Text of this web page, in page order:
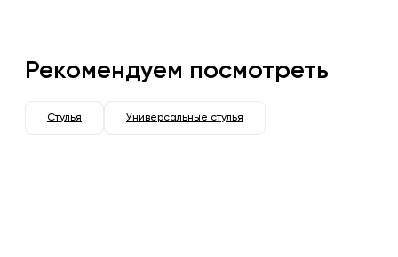
Рекомендуем посмотреть
Стулья Универсальные стулья